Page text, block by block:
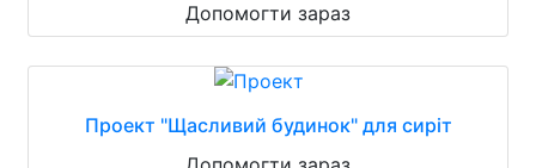
Допомогти зараз
Проект "Щасливий будинок" для сиріт